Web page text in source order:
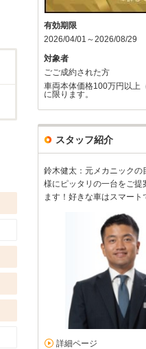
有効期限
2026/04/01～2026/08/29
対象者
ごご成約された方
車両本体価格100万円以上
に限ります。
スタッフ紹介
鈴木健太：元メカニックの
様にピッタリの一台をご提
ます！好きな車はスマート
詳細ページ